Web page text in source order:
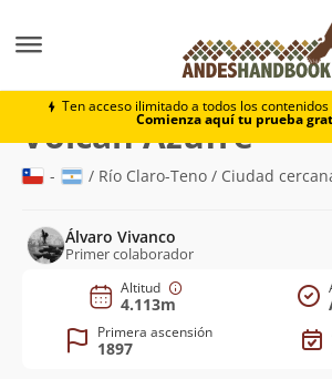
Ten acceso ilimitado a todos los
Comienza aquí tu prueba
Volcán Azufre
Volcán Azufre
- / Río Claro-Teno / Ciudad
Álvaro Vivanco
Primer colaborador
Altitud
4.113m
Primera ascensión
1897